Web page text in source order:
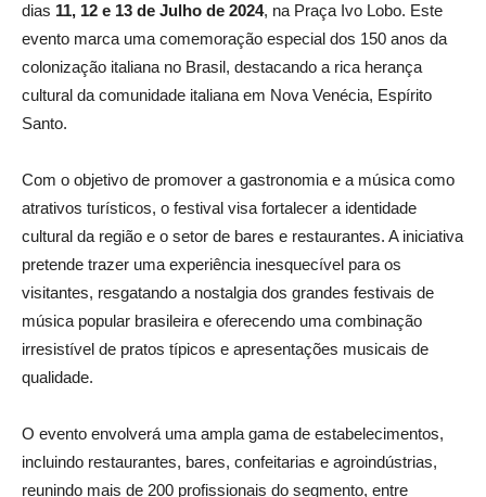
dias 11, 12 e 13 de Julho de 2024, na Praça Ivo Lobo. Este
evento marca uma comemoração especial dos 150 anos da
colonização italiana no Brasil, destacando a rica herança
cultural da comunidade italiana em Nova Venécia, Espírito
Santo.
Com o objetivo de promover a gastronomia e a música como
atrativos turísticos, o festival visa fortalecer a identidade
cultural da região e o setor de bares e restaurantes. A iniciativa
pretende trazer uma experiência inesquecível para os
visitantes, resgatando a nostalgia dos grandes festivais de
música popular brasileira e oferecendo uma combinação
irresistível de pratos típicos e apresentações musicais de
qualidade.
O evento envolverá uma ampla gama de estabelecimentos,
incluindo restaurantes, bares, confeitarias e agroindústrias,
reunindo mais de 200 profissionais do segmento, entre